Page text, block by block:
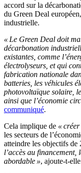
accord sur la
du Green Deal
industrielle.
« Le Green Deal doit
décarbonation
existantes, comme
électrolyseurs, et qui
fabrication nationale
batteries, les véhicules
photovoltaïque solaire,
ainsi que l’économie
communiqué.
Cela implique de «
les secteurs de
atteindre les objectifs de
l’accès au financement,
abordable », ajoute-t-